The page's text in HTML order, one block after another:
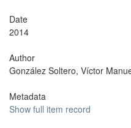
Date
2014
Author
González Soltero, Víctor
Metadata
Show full item record